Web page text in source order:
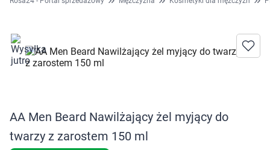
Dla zwierząt
Zdrowie
AA Men Beard Nawilżający żel myjący do
twarzy z zarostem 150 ml